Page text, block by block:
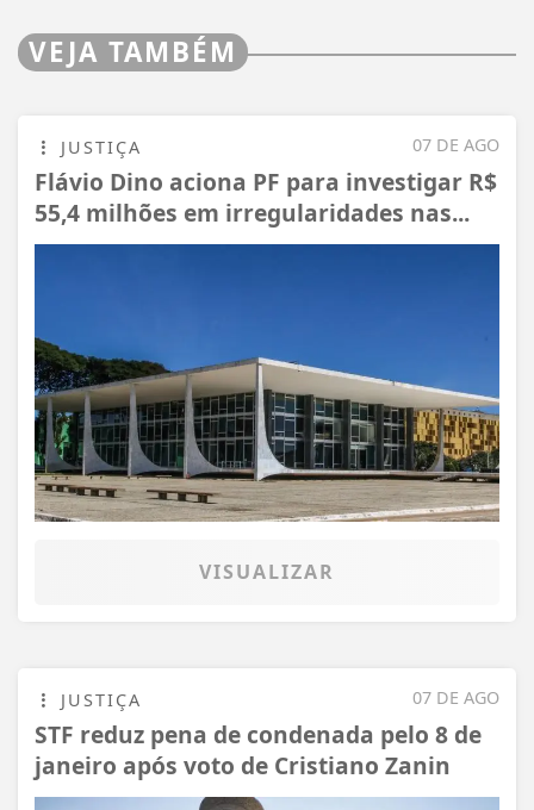
VEJA TAMBÉM
07 DE AGO
JUSTIÇA
Flávio Dino aciona PF para investigar R$
55,4 milhões em irregularidades nas...
VISUALIZAR
07 DE AGO
JUSTIÇA
STF reduz pena de condenada pelo 8 de
janeiro após voto de Cristiano Zanin